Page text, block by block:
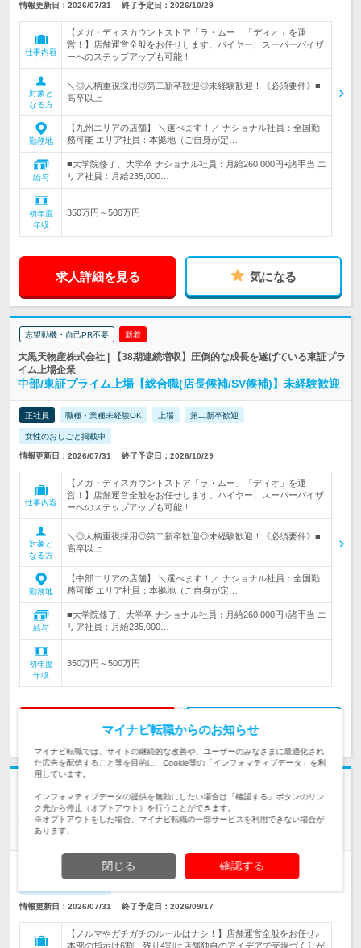
情報更新日：2026/07/31 終了予定日：2026/10/29
仕事内容
【メガ・ディスカウントストア「ラ・ムー」「ディオ」を運
営！】店舗運営全般をお任せします。バイヤー、スーパーバイザ
ーへのステップアップも可能！
対象と
なる方
＼◎人柄重視採用◎第二新卒歓迎◎未経験歓迎！《必須要件》■
高卒以上
勤務地
【九州エリアの店舗】 ＼選べます！／ ナショナル社員：全国勤
務可能 エリア社員：本拠地（ご自身が定…
給与
■大学院修了、大学卒 ナショナル社員：月給260,000円+諸手当 エ
リア社員：月給235,000…
初年度
年収
350万円～500万円
求人詳細を見る 気になる
志望動機・自己PR不要 新着
大黒天物産株式会社 | 【38期連続増収】圧倒的な成長を遂げている東証プラ
イム上場企業
中部/東証プライム上場【総合職(店長候補/SV候補)】未経験歓迎
正社員 職種・業種未経験OK 上場 第二新卒歓迎
女性のおしごと掲載中
情報更新日：2026/07/31 終了予定日：2026/10/29
仕事内容
【メガ・ディスカウントストア「ラ・ムー」「ディオ」を運
営！】店舗運営全般をお任せします。バイヤー、スーパーバイザ
ーへのステップアップも可能！
対象と
なる方
＼◎人柄重視採用◎第二新卒歓迎◎未経験歓迎！《必須要件》■
高卒以上
勤務地
【中部エリアの店舗】 ＼選べます！／ ナショナル社員：全国勤
務可能 エリア社員：本拠地（ご自身が定…
給与
■大学院修了、大学卒 ナショナル社員：月給260,000円+諸手当 エ
リア社員：月給235,000…
初年度
年収
350万円～500万円
求人詳細を見る 気になる
ウエルシア薬局株式会社 | 全国規模の安定基盤｜年休120日以上｜平均残業
5～10h／月
【登録販売者】売上1兆円超の安定企業で描く自由なキャリア
職種・業種未経験OK 学歴不問 第二新卒歓迎
情報更新日：2026/07/31 終了予定日：2026/09/17
【ノルマやガチガチのルールはナシ！】店舗運営全般をお任せ♪
本部の指示は6割、残り4割は店舗独自のアイデアで売場づくりが
マイナビ転職からのお知らせ
マイナビ転職では、サイトの継続的な改善や、ユーザーのみなさまに最適化され
た広告を配信すること等を目的に、Cookie等の「インフォマティブデータ」を利
用しています。
インフォマティブデータの提供を無効にしたい場合は「確認する」ボタンのリン
ク先から停止（オプトアウト）を行うことができます。
※オプトアウトをした場合、マイナビ転職の一部サービスを利用できない場合が
あります。
閉じる 確認する